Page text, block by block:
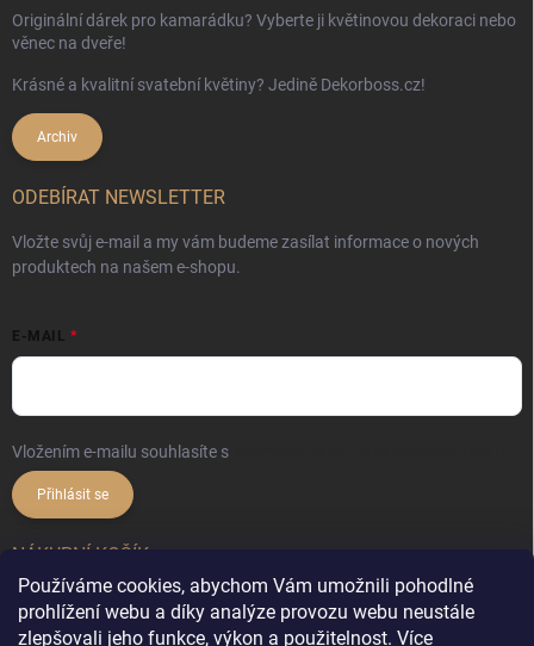
Používáme cookies, abychom Vám umožnili pohodlné
prohlížení webu a díky analýze provozu webu neustále
zlepšovali jeho funkce, výkon a použitelnost. Více
Originální dárek pro kamarádku? Vyberte ji květinovou dekoraci nebo
věnec na dveře!
Krásné a kvalitní svatební květiny? Jedině Dekorboss.cz!
Archiv
ODEBÍRAT NEWSLETTER
Vložte svůj e-mail a my vám budeme zasílat informace o nových
produktech na našem e-shopu.
E-MAIL
Vložením e-mailu souhlasíte s
Přihlásit se
NÁKUPNÍ KOŠÍK
0 ks /0 Kč